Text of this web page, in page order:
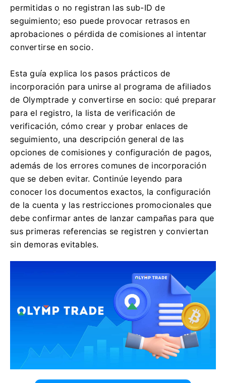
permitidas o no registran las sub-ID de
seguimiento; eso puede provocar retrasos en
aprobaciones o pérdida de comisiones al intentar
convertirse en socio.
Esta guía explica los pasos prácticos de
incorporación para unirse al programa de afiliados
de Olymptrade y convertirse en socio: qué preparar
para el registro, la lista de verificación de
verificación, cómo crear y probar enlaces de
seguimiento, una descripción general de las
opciones de comisiones y configuración de pagos,
además de los errores comunes de incorporación
que se deben evitar. Continúe leyendo para
conocer los documentos exactos, la configuración
de la cuenta y las restricciones promocionales que
debe confirmar antes de lanzar campañas para que
sus primeras referencias se registren y conviertan
sin demoras evitables.